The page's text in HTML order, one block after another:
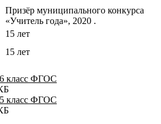
Призёр муниципального конкурса
«Учитель года», 2020 .
15 лет
15 лет
класс ФГОС
класс ФГОС